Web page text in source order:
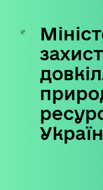
Skip
content